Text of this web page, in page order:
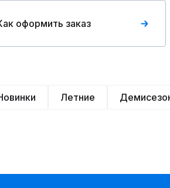
оформить заказ
Летние